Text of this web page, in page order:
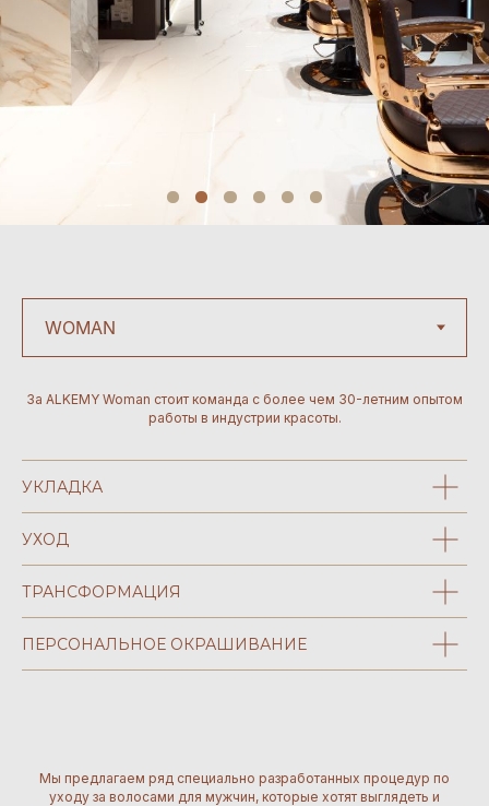
За ALKEMY Woman стоит команда с более чем 30-летним опытом
работы в индустрии красоты.
УКЛАДКА
УХОД
ТРАНСФОРМАЦИЯ
ПЕРСОНАЛЬНОЕ ОКРАШИВАНИЕ
Мы предлагаем ряд специально разработанных процедур по
уходу за волосами для мужчин, которые хотят выглядеть и